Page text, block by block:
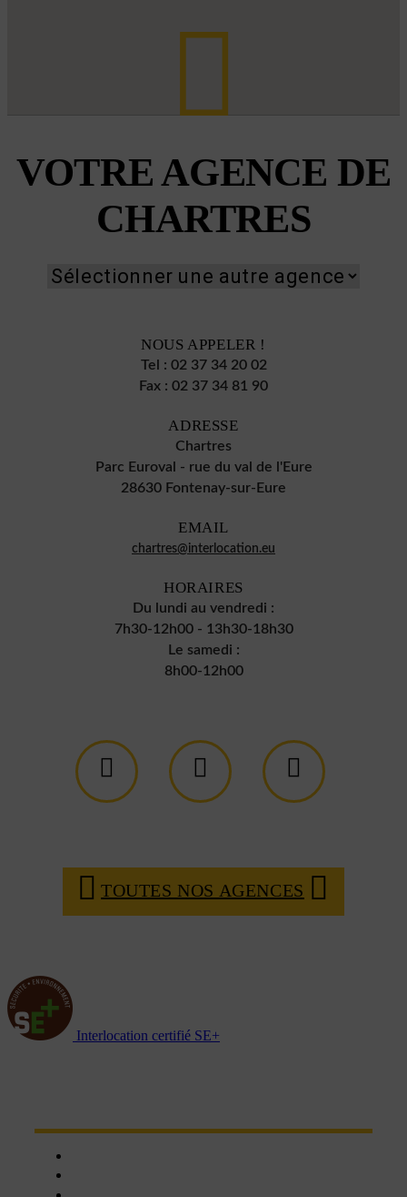
VOTRE AGENCE DE
CHARTRES
NOUS APPELER !
Tel : 02 37 34 20 02
Fax : 02 37 34 81 90
ADRESSE
Chartres
Parc Euroval - rue du val de l'Eure
28630 Fontenay-sur-Eure
EMAIL
chartres@interlocation.eu
HORAIRES
Du lundi au vendredi :
7h30-12h00 - 13h30-18h30
Le samedi :
8h00-12h00
TOUTES NOS AGENCES
Interlocation certifié SE+